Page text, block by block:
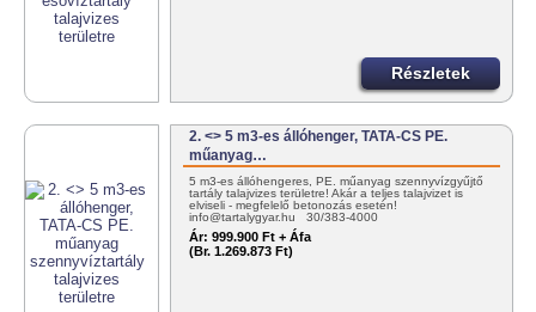
Részletek
2. <> 5 m3-es állóhenger, TATA-CS PE.
műanyag…
5 m3-es állóhengeres, PE. műanyag szennyvízgyűjtő
tartály talajvizes területre! Akár a teljes talajvizet is
elviseli - megfelelő betonozás esetén!
info@tartalygyar.hu 30/383-4000
Ár: 999.900 Ft + Áfa
(Br. 1.269.873 Ft)